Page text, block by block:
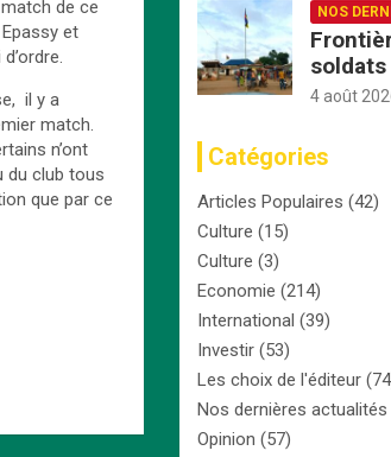
de ce
et
il y a
match.
n’ont
du club tous
que par ce
NOS
par les
4 août
Catégories
Articles Populaires (42)
Culture (15)
Culture (3)
Economie (214)
International (39)
Investir (53)
Les choix de l'éditeur
Nos dernières actualités
Opinion (57)